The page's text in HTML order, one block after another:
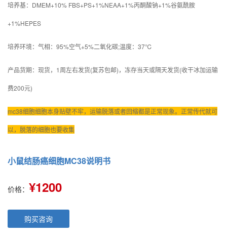
培养基：DMEM+10% FBS+PS+1%NEAA+1%丙酮酸钠+1%谷氨酰胺
+1%HEPES
培养环境：气相：95%空气+5%二氧化碳;温度：37℃
产品货期：现货，1周左右发货(复苏包邮)，冻存当天或隔天发货(收干冰加运输
费200元)
mc38细胞细胞本身贴壁不牢，运输脱落或者回缩都是正常现象。正常传代就可
以，脱落的细胞也要收集
小鼠结肠癌细胞MC38说明书
价格： ¥1200
购买咨询